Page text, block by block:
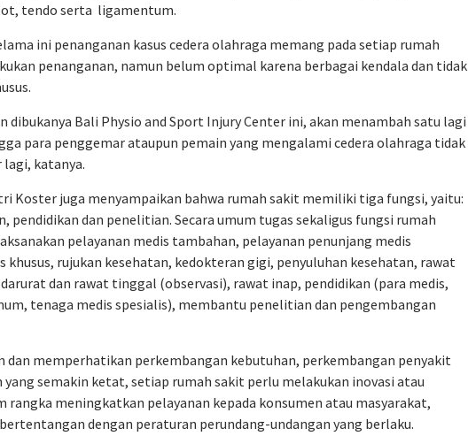
tendo serta ligamentum.
ini penanganan kasus cedera olahraga memang pada setiap rumah
penanganan, namun belum optimal karena berbagai kendala dan tidak
dibukanya Bali Physio and Sport Injury Center ini, akan menambah satu lagi
para penggemar ataupun pemain yang mengalami cedera olahraga tidak
katanya.
Koster juga menyampaikan bahwa rumah sakit memiliki tiga fungsi, yaitu:
pendidikan dan penelitian. Secara umum tugas sekaligus fungsi rumah
pelayanan medis tambahan, pelayanan penunjang medis
khusus, rujukan kesehatan, kedokteran gigi, penyuluhan kesehatan, rawat
dan rawat tinggal (observasi), rawat inap, pendidikan (para medis,
tenaga medis spesialis), membantu penelitian dan pengembangan
dan memperhatikan perkembangan kebutuhan, perkembangan penyakit
yang semakin ketat, setiap rumah sakit perlu melakukan inovasi atau
rangka meningkatkan pelayanan kepada konsumen atau masyarakat,
dengan peraturan perundang-undangan yang berlaku.